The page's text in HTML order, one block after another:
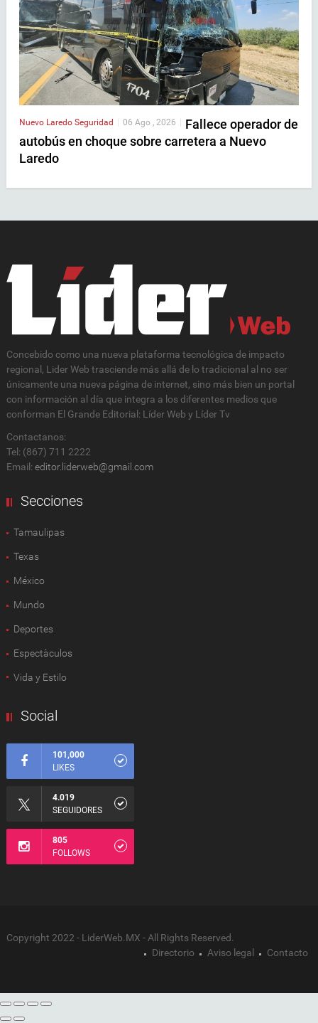
Nuevo Laredo Seguridad 06 Ago , 2026
Fallece operador de
autobús en choque sobre carretera a Nuevo
Laredo
Concebido como una nueva plataforma tecnológica de impacto
regional, Lider Web trasciende más allá de lo tradicional al no ser
únicamente una nueva página de internet, sino más bien un portal
con información al día que integra a los diferentes medios que
conforman El Grande Editorial: Líder Web y Líder Tv
Contactanos:
Tel: (867) 711 2222
Email: editor.liderweb@gmail.com
Secciones
Tamaulipas
Texas
México
Mundo
Deportes
Espectàculos
Vida y Estilo
Social
101,000
LIKES
4.019
SEGUIDORES
805
FOLLOWS
Copyright 2022 - LiderWeb.MX - All Rights Reserved.
Directorio
Aviso legal Contacto